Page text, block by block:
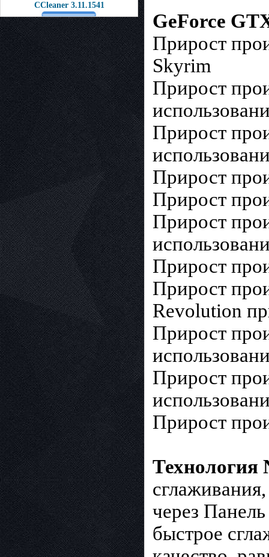
CCleaner 3.11.1541
GeForce
Прирост
Skyrim
Прирост
Прирост
Прирост
Прирост
Прирост
Прирост
Прирост
Revolution
Прирост
Прирост
Прирост
через
быстрое